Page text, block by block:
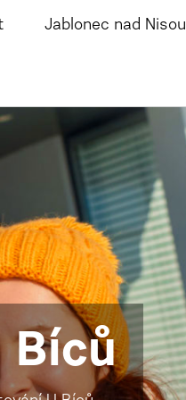
Jablonec nad Nisou
Bíců